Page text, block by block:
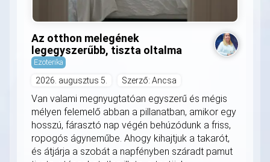
Az otthon melegének
legegyszerűbb, tiszta oltalma
Ezoterika
2026. augusztus 5. Szerző: Ancsa
Van valami megnyugtatóan egyszerű és mégis
mélyen felemelő abban a pillanatban, amikor egy
hosszú, fárasztó nap végén behúzódunk a friss,
ropogós ágyneműbe. Ahogy kihajtjuk a takarót,
és átjárja a szobát a napfényben száradt pamut